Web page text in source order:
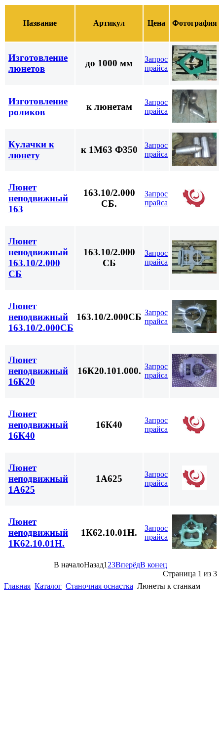
Название Артикул Цена Фотография
Изготовление
люнетов
до 1000 мм
Запрос
прайса
Изготовление
роликов
к люнетам
Запрос
прайса
Кулачки к
люнету
к 1М63 Ф350
Запрос
прайса
Люнет
неподвижный
163
163.10/2.000
СБ.
Запрос
прайса
Люнет
неподвижный
163.10/2.000
СБ
163.10/2.000
СБ
Запрос
прайса
Люнет
неподвижный
163.10/2.000СБ
163.10/2.000СБ Запрос
прайса
Люнет
неподвижный
16К20
16К20.101.000. Запрос
прайса
Люнет
неподвижный
16К40
16К40
Запрос
прайса
Люнет
неподвижный
1А625
1А625
Запрос
прайса
Люнет
неподвижный
1К62.10.01Н.
1К62.10.01Н.
Запрос
прайса
В началоНазад1 23ВперёдВ конец
Страница 1 из 3
Главная Каталог Станочная оснастка Люнеты к станкам